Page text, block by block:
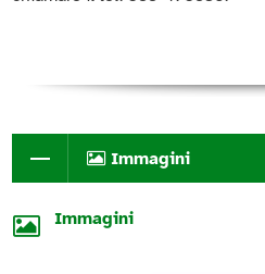
Immagini
Immagini